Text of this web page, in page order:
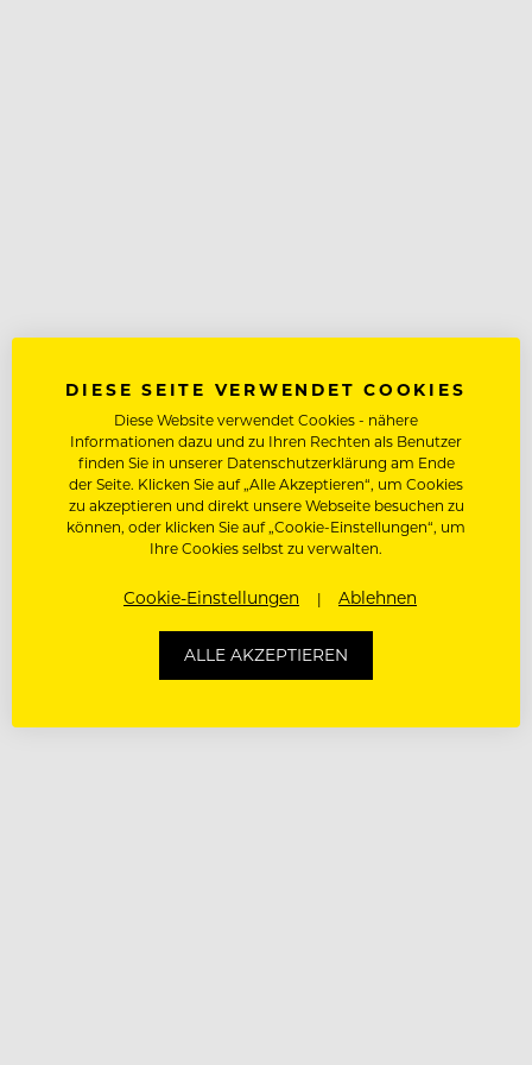
DIESE SEITE VERWENDET COOKIES
Diese Website verwendet Cookies - nähere
Informationen dazu und zu Ihren Rechten als Benutzer
finden Sie in unserer Datenschutzerklärung am Ende
der Seite. Klicken Sie auf „Alle Akzeptieren“, um Cookies
zu akzeptieren und direkt unsere Webseite besuchen zu
können, oder klicken Sie auf „Cookie-Einstellungen“, um
Ihre Cookies selbst zu verwalten.
Cookie-Einstellungen Ablehnen
ALLE AKZEPTIEREN